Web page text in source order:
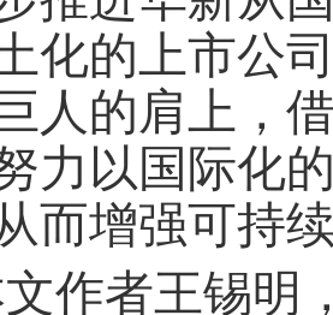
化的上市公
人的肩上，
力以国际化
而增强可持
作者王锡明